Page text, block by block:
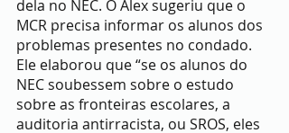
dela no NEC. O Alex sugeriu que o
MCR precisa informar os alunos dos
problemas presentes no condado.
Ele elaborou que “se os alunos do
NEC soubessem sobre o estudo
sobre as fronteiras escolares, a
auditoria antirracista, ou SROS, eles